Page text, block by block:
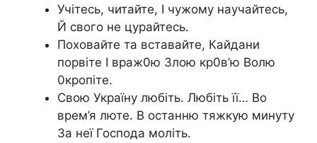
Учітесь, читайте, І чужому научайтесь,
Й свого не цурайтесь.
Поховайте та вставайте, Кайдани
порвіте І враж0ю 3лою кр0в’ю Волю
0кропіте.
Свою Україну любіть. Любіть її… Во
врем’я люте. В останню тяжкую минуту
За неї Господа моліть.